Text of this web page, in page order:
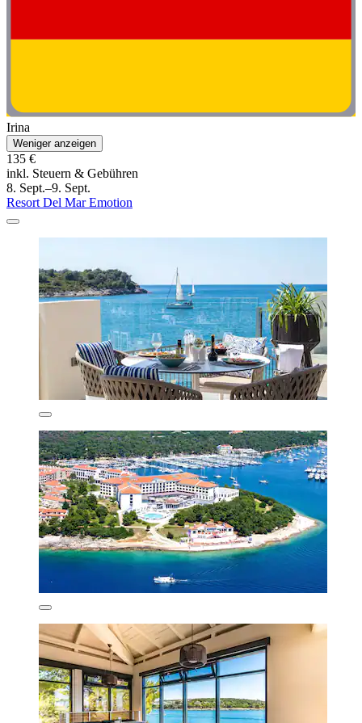
Irina
Weniger anzeigen
135 €
inkl. Steuern & Gebühren
8. Sept.–9. Sept.
Resort Del Mar Emotion